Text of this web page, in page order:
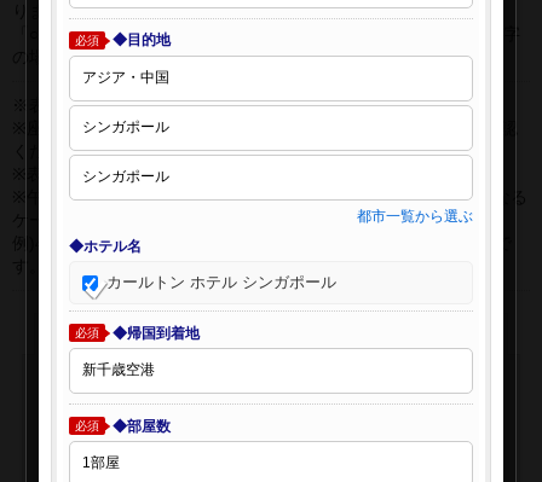
りません。
「○」は過去24時間以内に十分な空席が確認できた商品です。 数字
の場合は、現時点で座席数が少ない商品です。
※表示金額はオンライン予約時の金額です。
※座席クラスはご利用区間毎に異なる場合があります。必ずご確認
ください。
※表示時間はすべて現地時間・24時間表示です。
※午前0時以降に出発する深夜便について、搭乗日をお間違えになる
例)4月8日00：30出発の場合、搭乗手続きは4月7日22:30が目安で
必須 ◆目的地
都市一覧から選ぶ
◆ホテル名
カールトン ホテル シンガポール
必須 ◆帰国到着地
必須 ◆部屋数